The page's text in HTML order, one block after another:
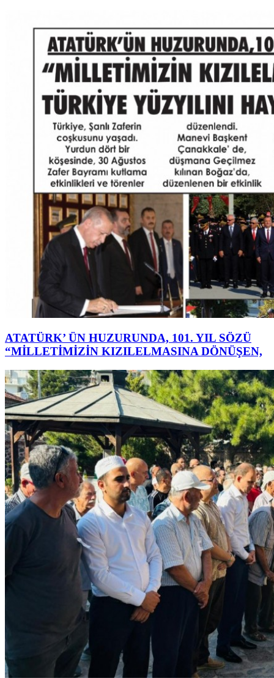
ATATÜRK’ ÜN HUZURUNDA, 101. YIL SÖZÜ
“MİLLETİMİZİN KIZILELMASINA DÖNÜŞEN,